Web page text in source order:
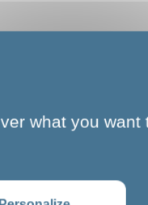
what you want